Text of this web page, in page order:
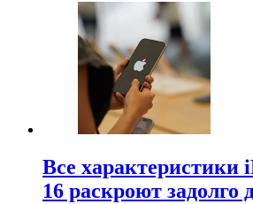
Все характеристики
16 раскроют задолго